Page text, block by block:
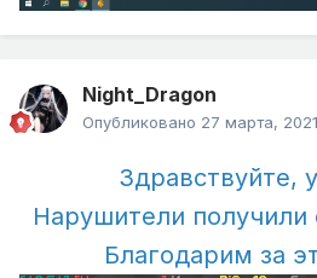
Night_Dragon
Опубликовано 27 марта, 2021
Здравствуйте,
Нарушители получили
Благодарим за